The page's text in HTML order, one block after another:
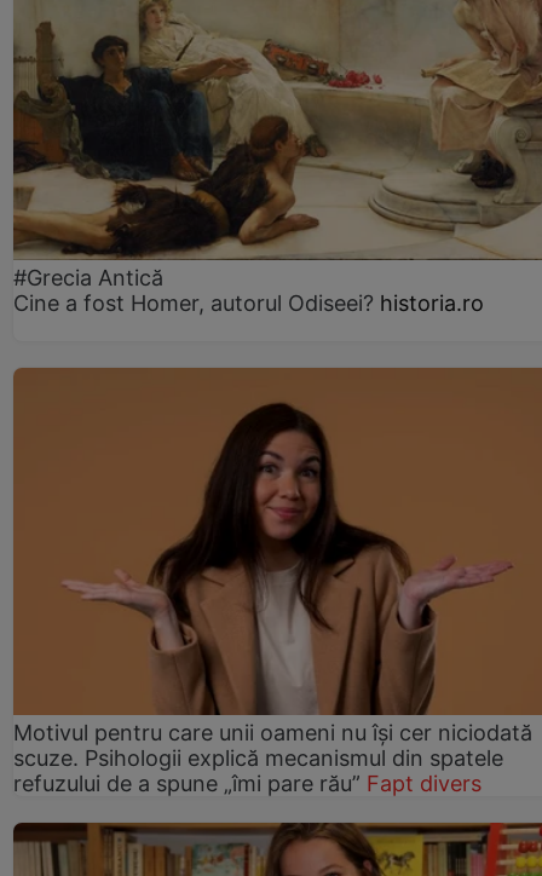
#Grecia Antică
Cine a fost Homer, autorul Odiseei? historia.ro
Motivul pentru care unii oameni nu își cer niciodată
scuze. Psihologii explică mecanismul din spatele
refuzului de a spune „îmi pare rău” Fapt divers